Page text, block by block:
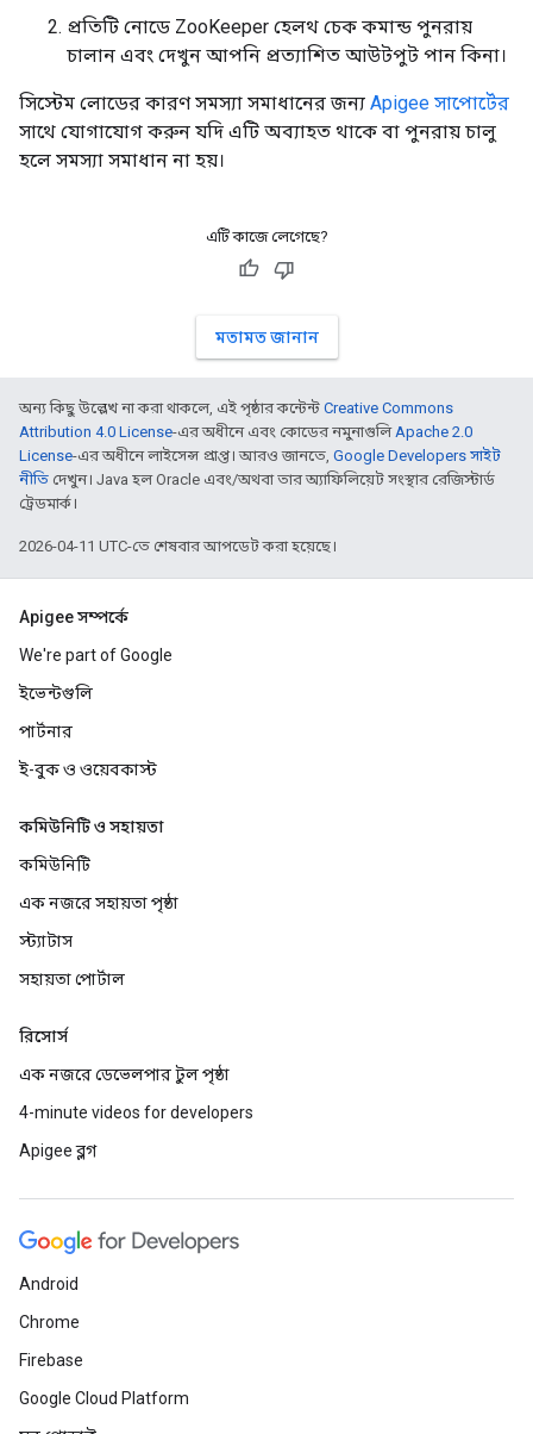
প্রতিটি নোডে ZooKeeper হেলথ চেক কমান্ড পুনরায়
চালান এবং দেখুন আপনি প্রত্যাশিত আউটপুট পান কিনা।
সিস্টেম লোডের কারণ সমস্যা সমাধানের জন্য Apigee সাপোর্টের
সাথে যোগাযোগ করুন যদি এটি অব্যাহত থাকে বা পুনরায় চালু
হলে সমস্যা সমাধান না হয়।
এটি কাজে লেগেছে?
মতামত জানান
অন্য কিছু উল্লেখ না করা থাকলে, এই পৃষ্ঠার কন্টেন্ট Creative Commons
Attribution 4.0 License-এর অধীনে এবং কোডের নমুনাগুলিApache 2.0
License-এর অধীনে লাইসেন্স প্রাপ্ত। আরও জানতে, Google Developers সাইট
নীতি দেখুন। Java হল Oracle এবং/অথবা তার অ্যাফিলিয়েট সংস্থার রেজিস্টার্ড
ট্রেডমার্ক।
2026-04-11 UTC-তে শেষবার আপডেট করা হয়েছে।
Apigee সম্পর্কে
We're part of Google
ইভেন্টগুলি
পার্টনার
ই-বুক ও ওয়েবকাস্ট
কমিউনিটি ও সহায়তা
কমিউনিটি
এক নজরে সহায়তা পৃষ্ঠা
স্ট্যাটাস
সহায়তা পোর্টাল
রিসোর্স
এক নজরে ডেভেলপার টুল পৃষ্ঠা
4-minute videos for developers
Apigee ব্লগ
Android
Chrome
Firebase
Google Cloud Platform